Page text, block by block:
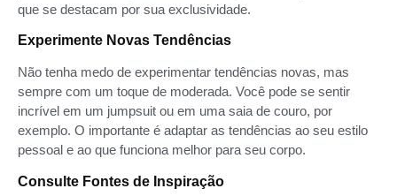
que se destacam por sua exclusividade.
Experimente Novas Tendências
Não tenha medo de experimentar tendências novas, mas
sempre com um toque de moderada. Você pode se sentir
incrível em um jumpsuit ou em uma saia de couro, por
exemplo. O importante é adaptar as tendências ao seu estilo
pessoal e ao que funciona melhor para seu corpo.
Consulte Fontes de Inspiração